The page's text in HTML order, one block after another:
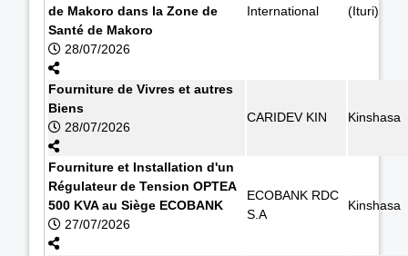
de Makoro dans la Zone de
Santé de Makoro
28/07/2026
International
(Ituri)
Fourniture de Vivres et autres
Biens
28/07/2026
CARIDEV KIN Kinshasa
Fourniture et Installation d'un
Régulateur de Tension OPTEA
500 KVA au Siège ECOBANK
27/07/2026
ECOBANK RDC
S.A
Kinshasa